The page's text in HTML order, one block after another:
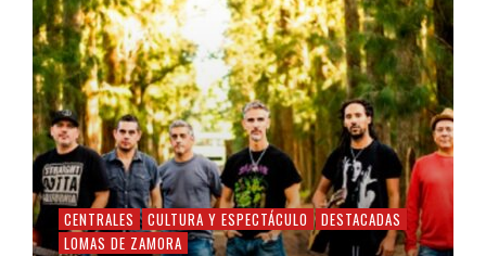
CENTRALES CULTURA Y ESPECTÁCULO
DESTACADAS
LOMAS DE ZAMORA